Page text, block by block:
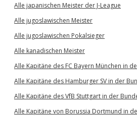
Alle japanischen Meister der J-League
Alle jugoslawischen Meister
Alle jugoslawischen Pokalsieger
Alle kanadischen Meister
Alle Kapitäne des FC Bayern München in
Alle Kapitäne des Hamburger SV in der
Alle Kapitäne des VfB Stuttgart in der
Alle Kapitäne von Borussia Dortmund in